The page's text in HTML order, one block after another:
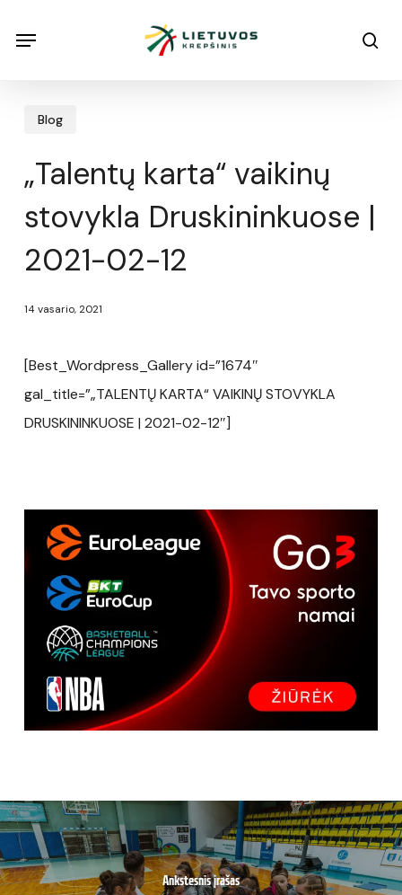
Menu
Blog
„Talentų karta“ vaikinų
stovykla Druskininkuose |
2021-02-12
14 vasario, 2021
[Best_Wordpress_Gallery id=”1674″
gal_title=”„TALENTŲ KARTA“ VAIKINŲ STOVYKLA
DRUSKININKUOSE | 2021-02-12″]
Ankstesnis įrašas